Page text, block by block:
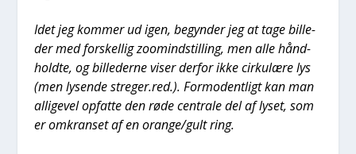
Idet jeg kom­mer ud igen, begyn­der jeg at tage bil­le­
der med for­skel­lig zoo­mindstil­ling, men alle hånd­
hold­te, og bil­le­der­ne viser der­for ikke cir­ku­læ­re lys
(men lysen­de streger.red.). For­modent­ligt kan man
alli­ge­vel opfat­te den røde cen­tra­le del af lyset, som
er omkran­set af en orange/gult ring.